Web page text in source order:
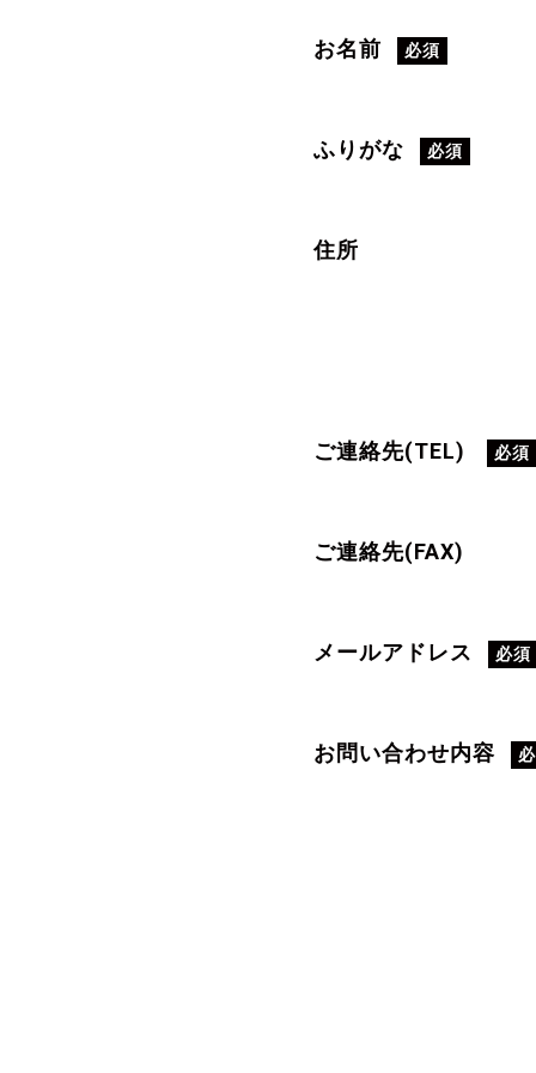
お名前 必須
ふりがな 必須
住所
ご連絡先(TEL) 必須
ご連絡先(FAX)
メールアドレス 必須
お問い合わせ内容